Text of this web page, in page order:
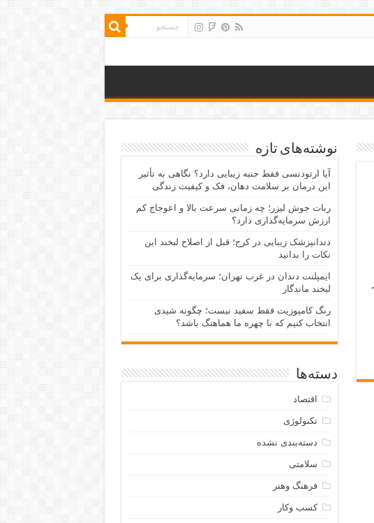
نوشته‌های تازه
آیا ارتودنسی فقط جنبه زیبایی دارد؟ نگاهی به تأثیر
این درمان بر سلامت دهان، فک و کیفیت زندگی
ربات جوش لیزر؛ چه زمانی سرعت بالا و اعوجاج کم
ارزش سرمایه‌گذاری دارد؟
دندانپزشک زیبایی در کرج؛ قبل از اصلاح لبخند این
نکات را بدانید
ایمپلنت دندان در غرب تهران؛ سرمایه‌گذاری برای یک
لبخند ماندگار
رنگ کامپوزیت فقط سفید نیست؛ چگونه شیدی
انتخاب کنیم که با چهره ما هماهنگ باشد؟
دسته‌ها
اقتصاد
تکنولوژی
دسته‌بندی نشده
سلامتی
فرهنگ وهنر
کسب وکار